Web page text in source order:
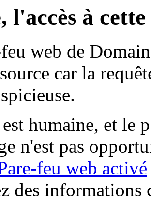
l'accès à
web de
car la
humaine, et le
n'est pas
feu web activé
des informations